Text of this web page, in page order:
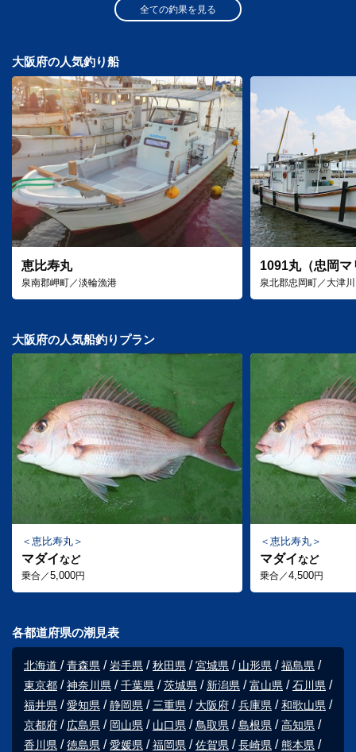
全ての釣果を見る
大阪府の人気釣り船
恵比寿丸
泉南郡岬町／淡輪漁港
1091丸（忠岡マ
泉北郡忠岡町／大津川
大阪府の人気船釣りプラン
恵比寿丸
マダイなど
乗合／5,000円
恵比寿丸
マダイなど
乗合／4,500円
各都道府県の潮見表
北海道 青森県 岩手県 秋田県 宮城県 山形県
福島県
東京都
神奈川県 千葉県 茨城県 新潟県 富山県
石川県
福井県
愛知県 静岡県 三重県 大阪府 兵庫県
和歌山県
京都府
広島県 岡山県 山口県 鳥取県 島根県
高知県
香川県
徳島県 愛媛県 福岡県 佐賀県 長崎県
熊本県